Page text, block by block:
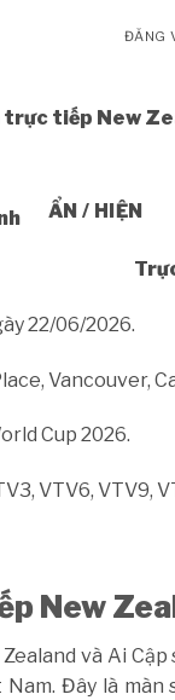
ĐĂNG
trực tiếp New
ẨN / HIỆN
22/06/2026.
Vancouver,
Cup 2026.
VTV6, VTV9,
New
và Ai
Đây là màn